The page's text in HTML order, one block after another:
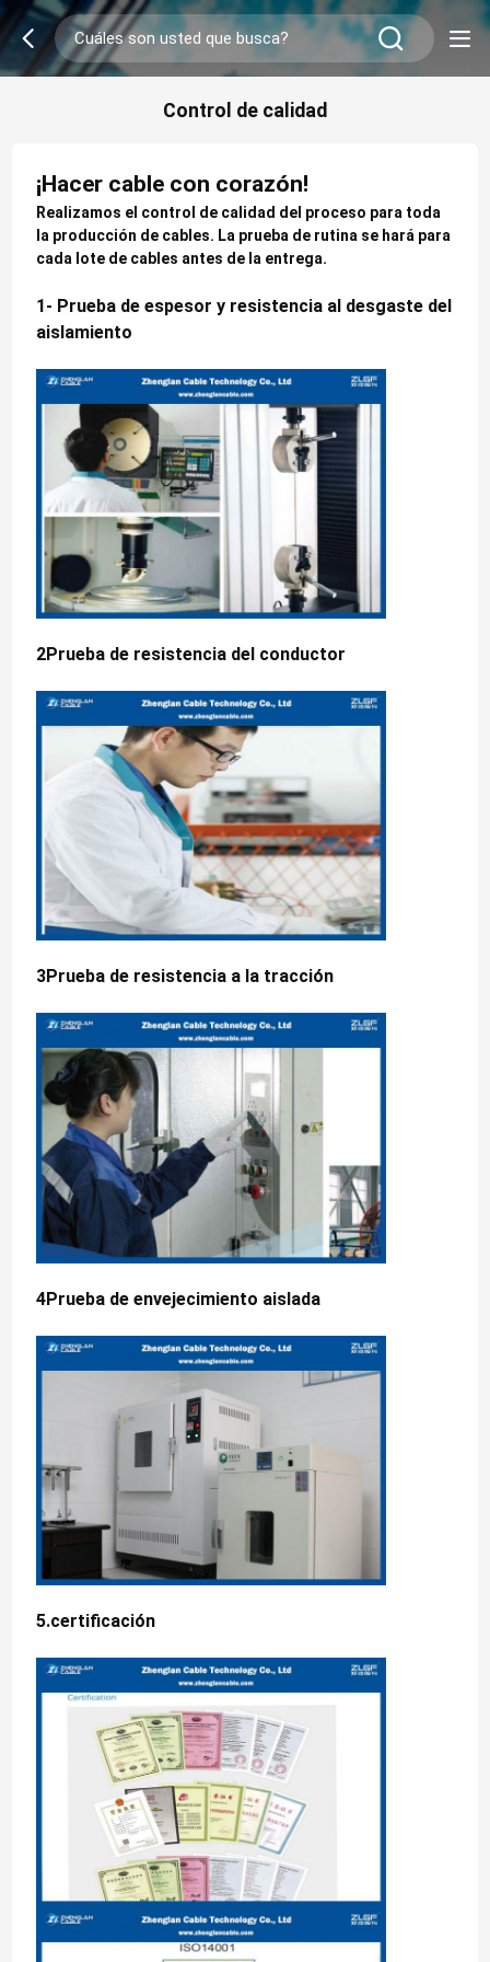
Control de calidad
¡Hacer cable con corazón!
Realizamos el control de calidad del proceso para toda
la producción de cables. La prueba de rutina se hará para
cada lote de cables antes de la entrega.
1- Prueba de espesor y resistencia al desgaste del
aislamiento
2Prueba de resistencia del conductor
3Prueba de resistencia a la tracción
4Prueba de envejecimiento aislada
5.certificación